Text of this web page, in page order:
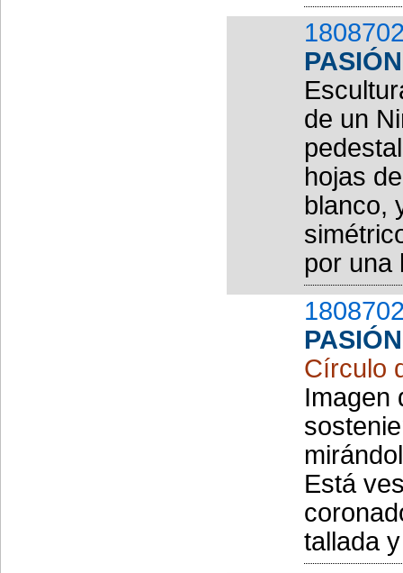
PASIÓN
de un
hojas
blanco,
por una
PASIÓN
Círculo
Imagen
Está
tallada